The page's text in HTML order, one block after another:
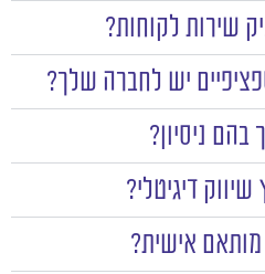
שירות לקוחות?
יש לחברה שלך?
ניסיון?
שיווק דיגיטלי?
מותאם אישית?